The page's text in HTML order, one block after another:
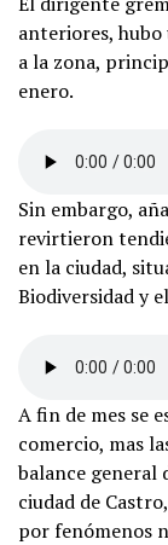
anteriores,
a la zona,
enero.
Sin embargo,
revirtieron
en la ciudad,
Biodiversidad y
A fin de mes se
comercio, mas
balance general
ciudad de
por fenómenos